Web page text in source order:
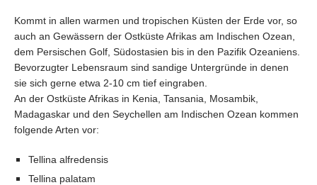
Kommt in allen warmen und tropischen Küsten der Erde vor, so
auch an Gewässern der Ostküste Afrikas am Indischen Ozean,
dem Persischen Golf, Südostasien bis in den Pazifik Ozeaniens.
Bevorzugter Lebensraum sind sandige Untergründe in denen
sie sich gerne etwa 2-10 cm tief eingraben.
An der Ostküste Afrikas in Kenia, Tansania, Mosambik,
Madagaskar und den Seychellen am Indischen Ozean kommen
folgende Arten vor:
Tellina alfredensis
Tellina palatam